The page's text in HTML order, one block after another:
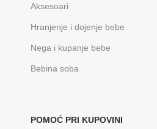
Aksesoari
Hranjenje i dojenje bebe
Nega i kupanje bebe
Bebina soba
POMOĆ PRI KUPOVINI